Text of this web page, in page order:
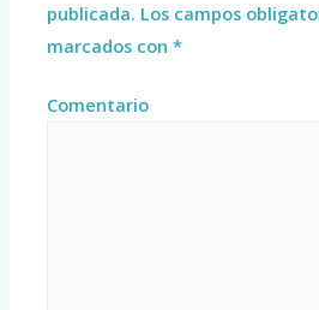
publicada. Los campos
marcados con*
Comentario